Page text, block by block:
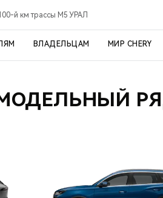
й км трассы М5 УРАЛ
ВЛАДЕЛЬЦАМ МИР CHERY